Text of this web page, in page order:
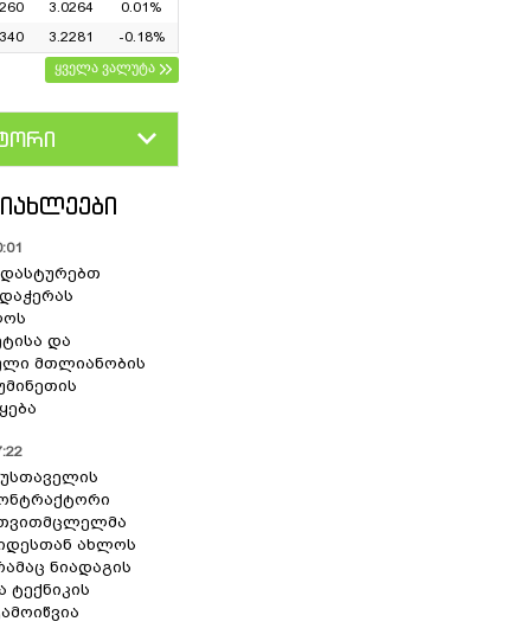
3.0264
0.01%
3.2281
-0.18%
ყველა ვალუტა
და
მთლიანობის
თვითმცლელმა
ახლოს
ნიადაგის
ტექნიკის